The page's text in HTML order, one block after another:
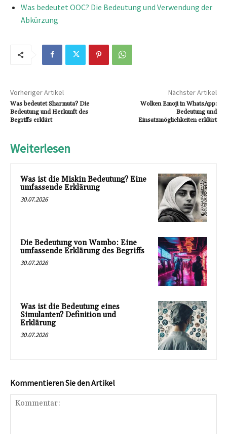
Was bedeutet OOC? Die Bedeutung und Verwendung der
Abkürzung
Vorheriger Artikel
Was bedeutet Sharmuta? Die
Bedeutung und Herkunft des
Begriffs erklärt
Nächster Artikel
Wolken Emoji in WhatsApp:
Bedeutung und
Einsatzmöglichkeiten erklärt
Weiterlesen
Was ist die Miskin Bedeutung? Eine
umfassende Erklärung
30.07.2026
Die Bedeutung von Wambo: Eine
umfassende Erklärung des Begriffs
30.07.2026
Was ist die Bedeutung eines
Simulanten? Definition und
Erklärung
30.07.2026
Kommentieren Sie den Artikel